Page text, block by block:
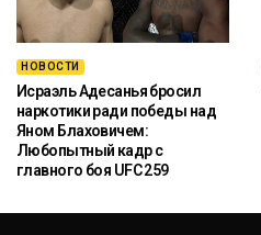
НОВОСТИ
Исраэль Адесанья бросил
наркотики ради победы над
Яном Блаховичем:
Любопытный кадр с
главного боя UFC 259